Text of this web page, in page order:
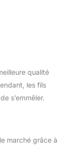
qualité
les fils
s’emmêler.
marché grâce à